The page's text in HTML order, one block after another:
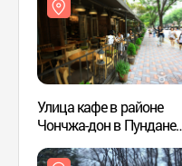
Улица кафе в районе
Чончжа-дон в Пундане